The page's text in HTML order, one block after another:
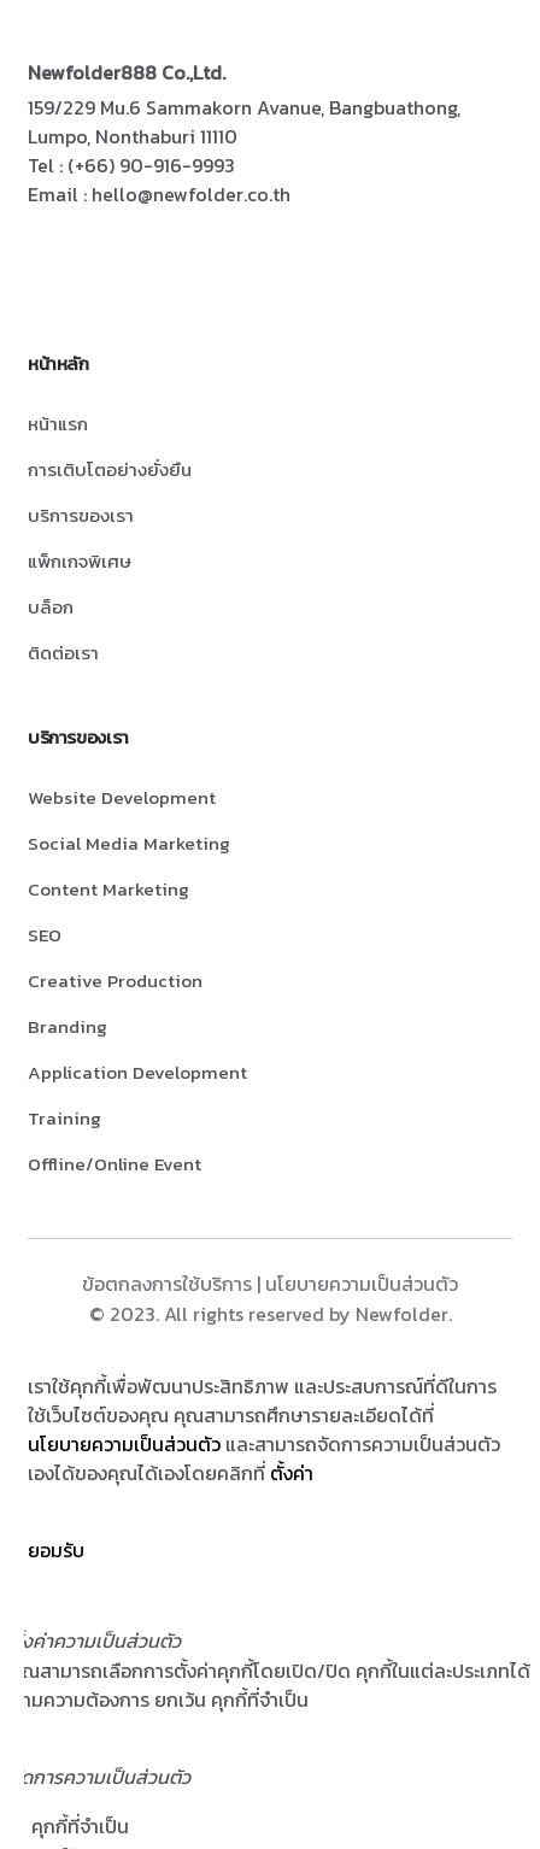
Newfolder888 Co.,Ltd.
159/229 Mu.6 Sammakorn Avanue, Bangbuathong,
Lumpo, Nonthaburi 11110
Tel : (+66) 90-916-9993
Email : hello@newfolder.co.th
หน้าหลัก
หน้าแรก
การเติบโตอย่างยั่งยืน
บริการของเรา
แพ็กเกจพิเศษ
บล็อก
ติดต่อเรา
บริการของเรา
Website Development
Social Media Marketing
Content Marketing
SEO
Creative Production
Branding
Application Development
Training
Offline/Online Event
ข้อตกลงการใช้บริการ | นโยบายความเป็นส่วนตัว
© 2023. All rights reserved by Newfolder.
เราใช้คุกกี้เพื่อพัฒนาประสิทธิภาพ และประสบการณ์ที่ดีในการ
ใช้เว็บไซต์ของคุณ คุณสามารถศึกษารายละเอียดได้ที่
นโยบายความเป็นส่วนตัว และสามารถจัดการความเป็นส่วนตัว
เองได้ของคุณได้เองโดยคลิกที่ ตั้งค่า
ยอมรับ
ตั้งค่าความเป็นส่วนตัว
คุณสามารถเลือกการตั้งค่าคุกกี้โดยเปิด/ปิด คุกกี้ในแต่ละประเภทได้
ตามความต้องการ ยกเว้น คุกกี้ที่จำเป็น
จัดการความเป็นส่วนตัว
คุกกี้ที่จำเป็น